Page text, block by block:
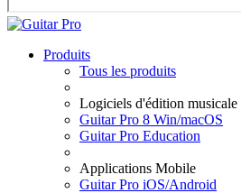
Produits
Tous les produits
Logiciels d'édition musicale
Guitar Pro 8 Win/macOS
Guitar Pro Education
Applications Mobile
Guitar Pro iOS/Android